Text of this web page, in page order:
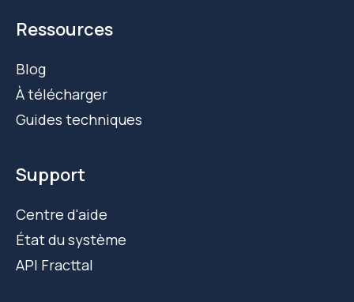
Ressources
Blog
À télécharger
Guides techniques
Support
Centre d'aide
État du système
API Fracttal